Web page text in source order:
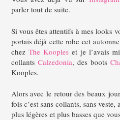
parler tout de suite.
Si vous êtes attentifs à mes looks
portais déjà cette robe cet
chez The Kooples et je l’avais
collants Calzedonia, des boots
Kooples.
Alors avec le retour des beaux
fois c’est sans collants, sans veste,
plus légères et plus basses que